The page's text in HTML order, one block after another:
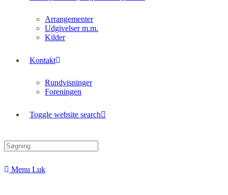
Arrangementer
Udgivelser m.m.
Kilder
Kontakt
Rundvisninger
Foreningen
Toggle website search
Menu Luk